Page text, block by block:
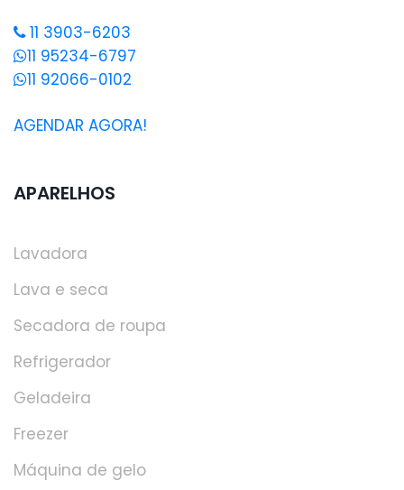
11 3903-6203
11 95234-6797
11 92066-0102
AGENDAR AGORA!
APARELHOS
Lavadora
Lava e seca
Secadora de roupa
Refrigerador
Geladeira
Freezer
Máquina de gelo